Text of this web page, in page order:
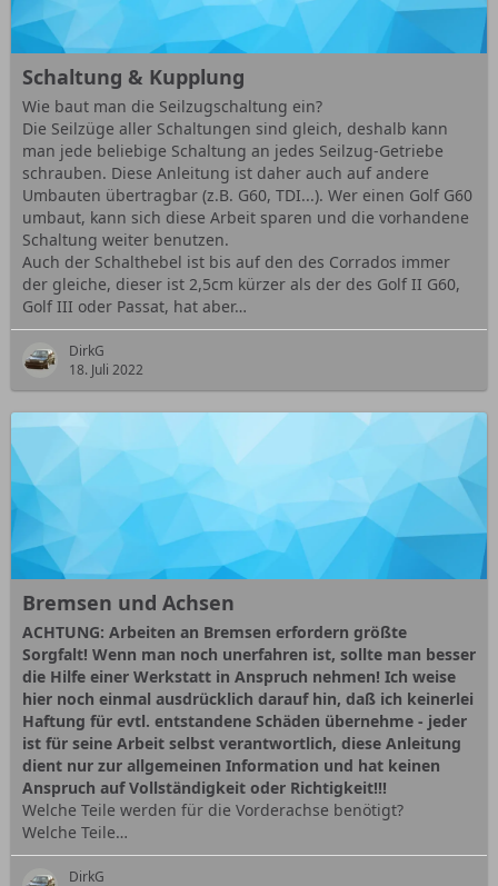
Schaltung & Kupplung
Wie baut man die Seilzugschaltung ein?
Die Seilzüge aller Schaltungen sind gleich, deshalb kann
man jede beliebige Schaltung an jedes Seilzug-Getriebe
schrauben. Diese Anleitung ist daher auch auf andere
Umbauten übertragbar (z.B. G60, TDI...). Wer einen Golf G60
umbaut, kann sich diese Arbeit sparen und die vorhandene
Schaltung weiter benutzen.
Auch der Schalthebel ist bis auf den des Corrados immer
der gleiche, dieser ist 2,5cm kürzer als der des Golf II G60,
Golf III oder Passat, hat aber…
DirkG
18. Juli 2022
Bremsen und Achsen
ACHTUNG: Arbeiten an Bremsen erfordern größte
Sorgfalt! Wenn man noch unerfahren ist, sollte man besser
die Hilfe einer Werkstatt in Anspruch nehmen! Ich weise
hier noch einmal ausdrücklich darauf hin, daß ich keinerlei
Haftung für evtl. entstandene Schäden übernehme - jeder
ist für seine Arbeit selbst verantwortlich, diese Anleitung
dient nur zur allgemeinen Information und hat keinen
Anspruch auf Vollständigkeit oder Richtigkeit!!!
Welche Teile werden für die Vorderachse benötigt?
Welche Teile…
DirkG